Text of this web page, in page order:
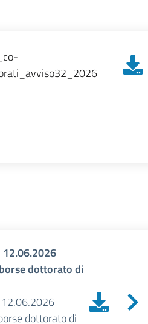
12.06.2026
dottorato di
dottorato di